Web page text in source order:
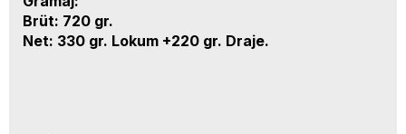
Brüt: 720 gr.
Net: 330 gr. Lokum +220 gr. Draje.